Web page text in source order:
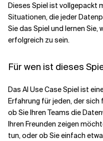
Dieses Spiel ist vollgepackt
Situationen, die jeder
Sie das Spiel und lernen Sie,
erfolgreich zu sein.
Für wen ist dieses
Das AI Use Case Spiel ist
Erfahrung für jeden, der
ob Sie Ihren Teams die
Ihren Freunden zeigen
tun, oder ob Sie einfach